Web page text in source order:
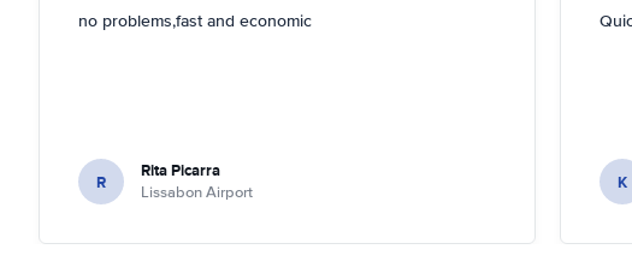
no problems,fast and economic
R Rita Picarra
Lissabon Airport K